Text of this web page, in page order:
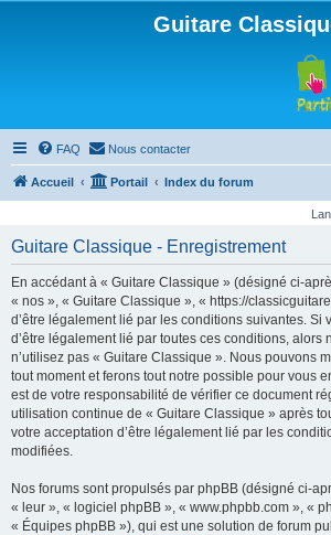
Guitare
FAQ Nous contacter
Accueil Portail Index du forum
Guitare Classique - Enregistrement
En accédant à « Guitare Classique » (désigné ci-
« nos », « Guitare Classique », « https://
d’être légalement lié par les conditions suivantes. Si
d’être légalement lié par toutes ces conditions, alors
n’utilisez pas « Guitare Classique ». Nous pouvons
tout moment et ferons tout notre possible pour vous
est de votre responsabilité de vérifier ce document
utilisation continue de « Guitare Classique » après
votre acceptation d’être légalement lié par les
modifiées.
Nos forums sont propulsés par phpBB (désigné ci-
« leur », « logiciel phpBB », « www.phpbb.com », «
« Équipes phpBB »), qui est une solution de forum